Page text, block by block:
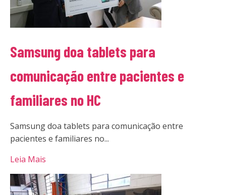
Samsung doa tablets para
comunicação entre pacientes e
familiares no HC
Samsung doa tablets para comunicação entre
pacientes e familiares no...
Leia Mais